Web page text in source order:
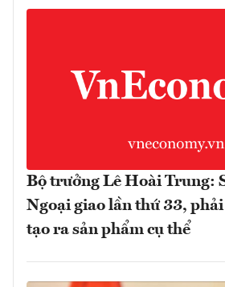
Bộ trưởng Lê Hoài Trung:
Ngoại giao lần thứ 33,
tạo ra sản phẩm cụ thể